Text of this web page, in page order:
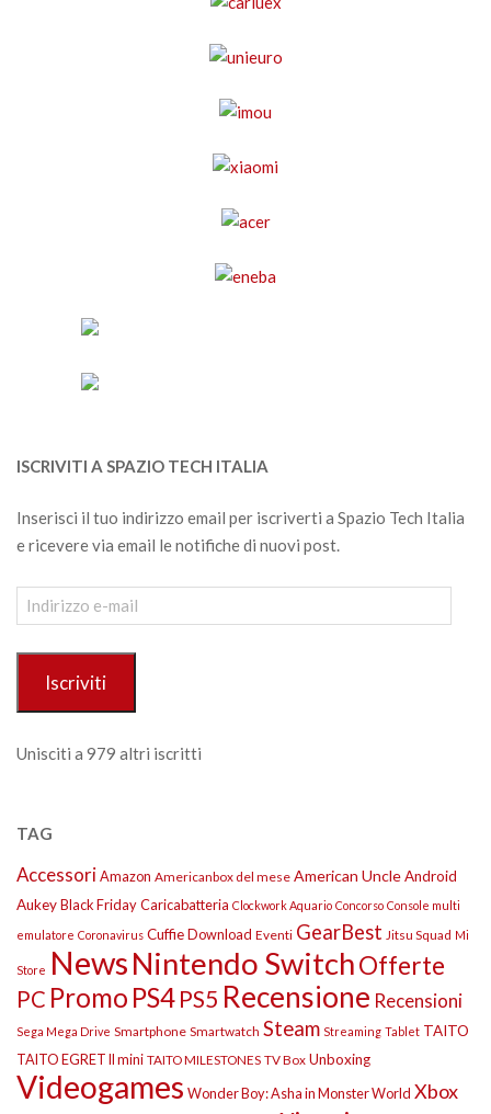
ISCRIVITI A SPAZIO TECH ITALIA
Inserisci il tuo indirizzo email per iscriverti a Spazio Tech Italia
e ricevere via email le notifiche di nuovi post.
Indirizzo
e-
Iscriviti
Unisciti a 979 altri iscritti
TAG
AccessoriAmazon Americanbox del mese American UncleAndroid
AukeyBlack FridayCaricabatteria Clockwork Aquario Concorso Console multi
emulatore Coronavirus CuffieDownload Eventi GearBest Jitsu Squad Mi
Store NewsNintendo SwitchOfferte
PC Promo PS4PS5 Recensione Recensioni
Sega Mega Drive Smartphone Smartwatch Steam Streaming Tablet TAITO
TAITO EGRET II mini TAITO MILESTONES TV Box Unboxing
Videogames Wonder Boy: Asha in Monster World Xbox